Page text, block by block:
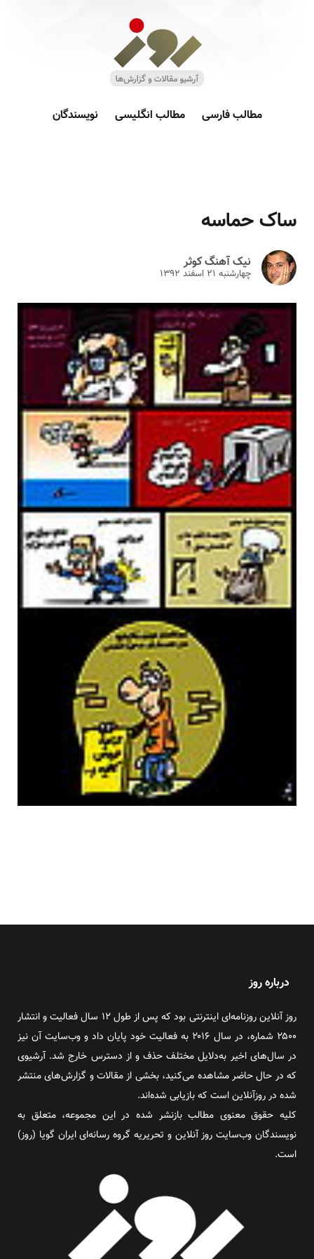
مطالب فارسی مطالب انگلیسی نویسندگان
ساک حماسه
نیک آهنگ کوثر
چهارشنبه ۲۱ اسفند ۱۳۹۲
درباره روز
روز آنلاین روزنامه‌ای اینترنتی بود که پس از طول ۱۲ سال فعالیت و انتشار
۲۵۰۰ شماره، در سال ۲۰۱۶ به فعالیت خود پایان داد و وب‌سایت آن نیز
در سال‌های اخیر به‌دلایل مختلف حذف و از دسترس خارج شد. آرشیوی
که در حال حاضر مشاهده می‌کنید، بخشی از مقالات و گزارش‌های منتشر
شده در روزآنلاین است که بازیابی شده‌اند.
کلیه حقوق معنوی مطالب بازنشر شده در این مجموعه، متعلق به
نویسندگان وب‌سایت روز آنلاین و تحریریه گروه رسانه‌ای ایران گویا (روز)
است.